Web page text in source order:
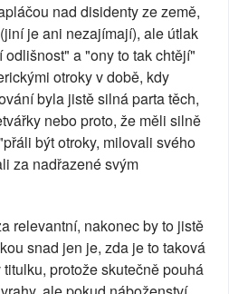
nad disidenty ze země,
je ani nezajímají), ale útlak
a "ony to tak chtějí"
otroky v době, kdy
byla jistě silná parta těch,
nebo proto, že měli silně
být otroky, milovali svého
za nadřazené svým
relevantní, nakonec by to jistě
snad jen je, zda je to taková
protože skutečně pouhá